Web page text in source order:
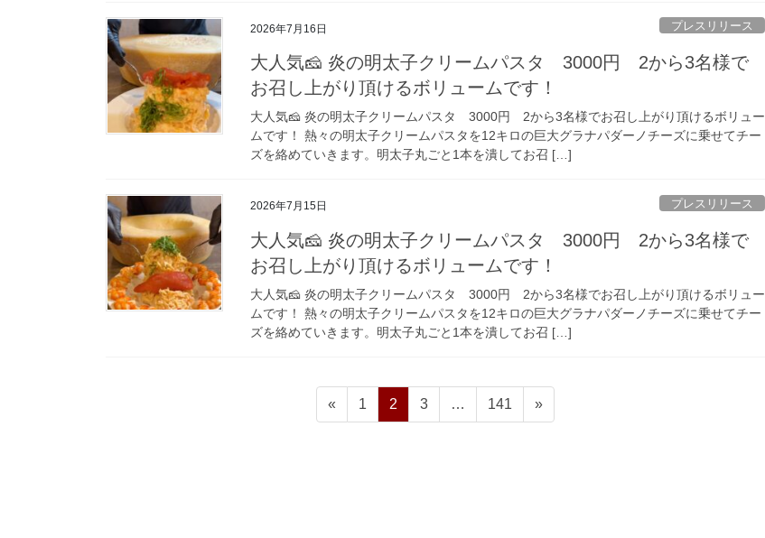
2026年7月16日 プレスリリース
大人気🧀 炎の明太子クリームパスタ 3000円 2から3名様で
お召し上がり頂けるボリュームです！
大人気🧀 炎の明太子クリームパスタ 3000円 2から3名様でお召し上がり頂けるボリュー
ムです！ 熱々の明太子クリームパスタを12キロの巨大グラナパダーノチーズに乗せてチー
ズを絡めていきます。明太子丸ごと1本を潰してお召 […]
2026年7月15日 プレスリリース
大人気🧀 炎の明太子クリームパスタ 3000円 2から3名様で
お召し上がり頂けるボリュームです！
大人気🧀 炎の明太子クリームパスタ 3000円 2から3名様でお召し上がり頂けるボリュー
ムです！ 熱々の明太子クリームパスタを12キロの巨大グラナパダーノチーズに乗せてチー
ズを絡めていきます。明太子丸ごと1本を潰してお召 […]
«
ペ
ー
1
ペ
ー
2
ペ
ー
3 …
ペ
ー
141 »